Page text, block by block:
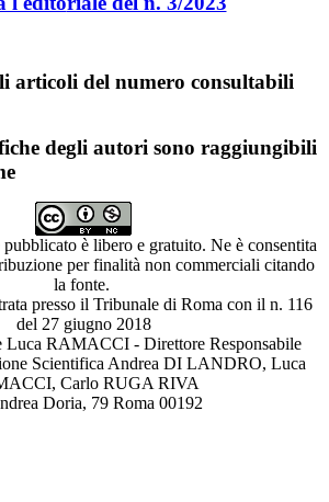
articoli del numero consultabili
degli autori sono raggiungibili
è libero e gratuito. Ne è consentita
per finalità non commerciali citando
la fonte.
presso il Tribunale di Roma con il n. 116
del 27 giugno 2018
Luca RAMACCI - Direttore Responsabile
Scientifica Andrea DI LANDRO, Luca
Carlo RUGA RIVA
Doria, 79 Roma 00192